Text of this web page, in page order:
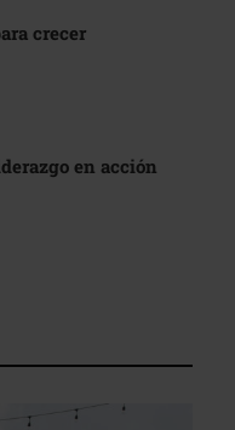
crecer
en acción